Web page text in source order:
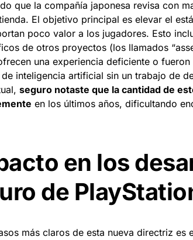
que la compañía japonesa revisa con
El objetivo principal es elevar el
poco valor a los jugadores. Esto
de otros proyectos (los llamados
una experiencia deficiente o
de inteligencia artificial sin un trabajo de
seguro notaste que la cantidad de
en los últimos años, dificultando
en los
de
más claros de esta nueva directriz es